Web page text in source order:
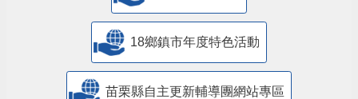
18鄉鎮市年度特色活動
苗栗縣自主更新輔導團網站專區